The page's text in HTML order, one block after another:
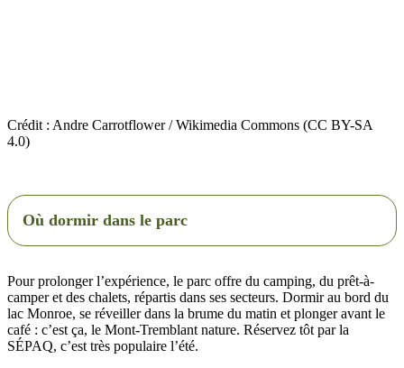
Crédit : Andre Carrotflower / Wikimedia Commons (CC BY-SA
4.0)
Où dormir dans le parc
Pour prolonger l’expérience, le parc offre du camping, du prêt-à-
camper et des chalets, répartis dans ses secteurs. Dormir au bord du
lac Monroe, se réveiller dans la brume du matin et plonger avant le
café : c’est ça, le Mont-Tremblant nature. Réservez tôt par la
SÉPAQ, c’est très populaire l’été.